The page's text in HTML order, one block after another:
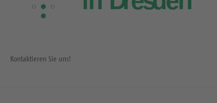
Kontaktieren Sie uns!